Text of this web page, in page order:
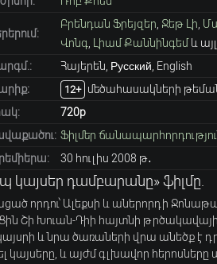
Բրենդան Ֆրեյզեր Ջեթ Լի
Վոնգ
Լիամ Քաննինգեմև
Հայերեն, Русский, English
12+
մեծահասակների
720p
Ֆիլմեր
30 հուլիս 2008 թ․
կայսեր դամբարանը» ֆիլմը.
որդու՝ Ալեքսի և աներորդի
Շի Խուան-Դիի հայտնի
և նրա ծառաների վրա անեծք է
կայսերը, և այժմ գլխավոր